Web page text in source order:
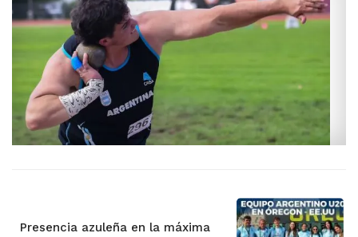
Presencia azuleña en la máxima